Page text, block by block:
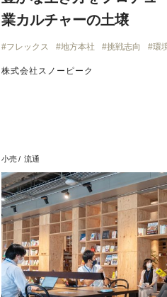
業カルチャーの土壌
フレックス 地方本社 挑戦志向 環
株式会社スノーピーク
小売 流通